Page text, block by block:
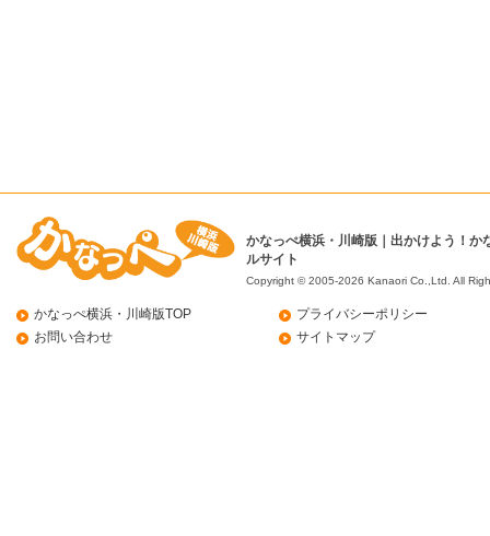
かなっぺ横浜・川崎版｜出かけよう！か
ルサイト
Copyright © 2005-2026 Kanaori Co.,Ltd. All
かなっぺ横浜・川崎版TOP
お問い合わせ
プライバシーポリシー
サイトマップ